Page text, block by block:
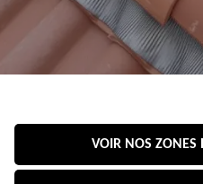
VOIR NOS ZONES